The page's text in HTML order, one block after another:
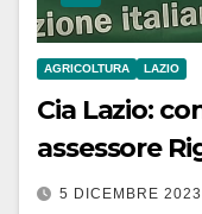
AGRICOLTURA LAZIO
Cia Lazio:
assessore
5 DICEMBRE 2023